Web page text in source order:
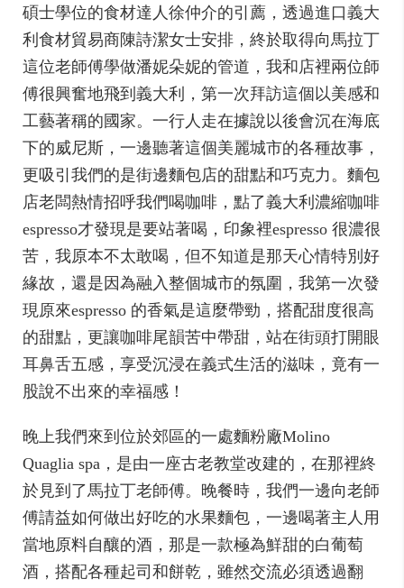
碩士學位的食材達人徐仲介的引薦，透過進口義大
利食材貿易商陳詩潔女士安排，終於取得向馬拉丁
這位老師傅學做潘妮朵妮的管道，我和店裡兩位師
傅很興奮地飛到義大利，第一次拜訪這個以美感和
工藝著稱的國家。一行人走在據說以後會沉在海底
下的威尼斯，一邊聽著這個美麗城市的各種故事，
更吸引我們的是街邊麵包店的甜點和巧克力。麵包
店老闆熱情招呼我們喝咖啡，點了義大利濃縮咖啡
espresso才發現是要站著喝，印象裡espresso 很濃很
苦，我原本不太敢喝，但不知道是那天心情特別好
緣故，還是因為融入整個城市的氛圍，我第一次發
現原來espresso 的香氣是這麼帶勁，搭配甜度很高
的甜點，更讓咖啡尾韻苦中帶甜，站在街頭打開眼
耳鼻舌五感，享受沉浸在義式生活的滋味，竟有一
股說不出來的幸福感！
晚上我們來到位於郊區的一處麵粉廠Molino
Quaglia spa，是由一座古老教堂改建的，在那裡終
於見到了馬拉丁老師傅。晚餐時，我們一邊向老師
傅請益如何做出好吃的水果麵包，一邊喝著主人用
當地原料自釀的酒，那是一款極為鮮甜的白葡萄
酒，搭配各種起司和餅乾，雖然交流必須透過翻